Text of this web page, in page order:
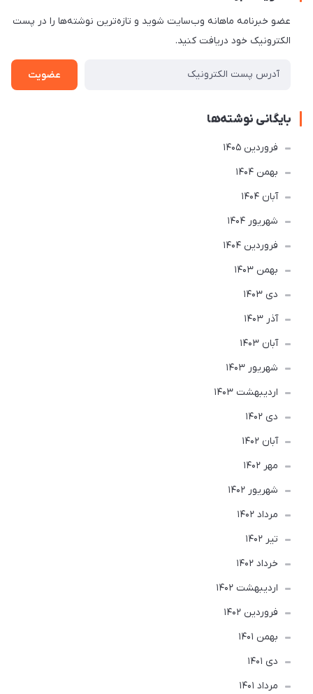
عضو خبرنامه ماهانه وب‌سایت شوید و تازه‌ترین نوشته‌ها را در پست
الکترونیک خود دریافت کنید.
عضویت
بایگانی نوشته‌ها
فروردین 1405
بهمن 1404
آبان 1404
شهریور 1404
فروردین 1404
بهمن 1403
دی 1403
آذر 1403
آبان 1403
شهریور 1403
ارديبهشت 1403
دی 1402
آبان 1402
مهر 1402
شهریور 1402
مرداد 1402
تير 1402
خرداد 1402
ارديبهشت 1402
فروردین 1402
بهمن 1401
دی 1401
مرداد 1401